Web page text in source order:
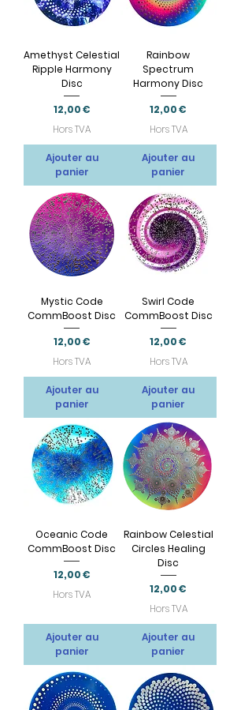
Amethyst Celestial
Ripple Harmony
Disc
Prix
12,00 €
Hors TVA
Ajouter au
panier
Rainbow
Spectrum
Harmony Disc
Prix
12,00 €
Hors TVA
Ajouter au
panier
Mystic Code
CommBoost Disc
Prix
12,00 €
Hors TVA
Ajouter au
panier
Swirl Code
CommBoost Disc
Prix
12,00 €
Hors TVA
Ajouter au
panier
Oceanic Code
CommBoost Disc
Prix
12,00 €
Hors TVA
Ajouter au
panier
Rainbow Celestial
Circles Healing
Disc
Prix
12,00 €
Hors TVA
Ajouter au
panier